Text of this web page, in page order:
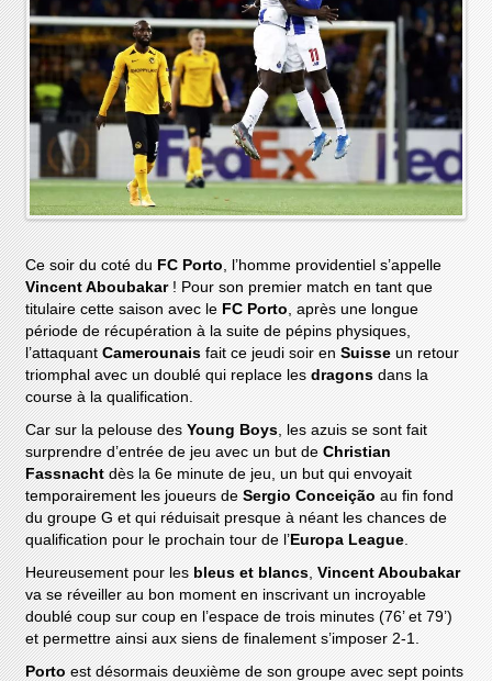
Ce soir du coté du FC Porto , l’homme providentiel s’appelle
Vincent Aboubakar! Pour son premier match en tant que
titulaire cette saison avec le FC Porto , après une longue
période de récupération à la suite de pépins physiques,
l’attaquantCamerounaisfait ce jeudi soir enSuisseun retour
triomphal avec un doublé qui replace lesdragonsdans la
course à la qualification.
Car sur la pelouse desYoung Boys , les azuis se sont fait
surprendre d’entrée de jeu avec un but de Christian
Fassnacht dès la 6e minute de jeu, un but qui envoyait
temporairement les joueurs deSergio Conceição au fin fond
du groupe G et qui réduisait presque à néant les chances de
qualification pour le prochain tour de l’Europa League
Heureusement pour les bleus et blancs ,Vincent Aboubakar
va se réveiller au bon moment en inscrivant un incroyable
doublé coup sur coup en l’espace de trois minutes (76’ et 79’)
et permettre ainsi aux siens de finalement s’imposer 2-1.
Portoest désormais deuxième de son groupe avec sept points